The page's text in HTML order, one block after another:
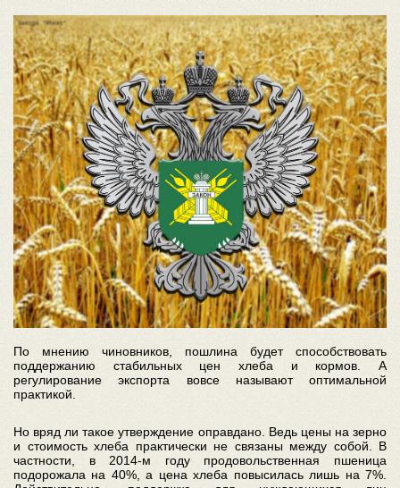
По мнению чиновников, пошлина будет способствовать
поддержанию стабильных цен хлеба и кормов. А
регулирование экспорта вовсе называют оптимальной
практикой.
Но вряд ли такое утверждение оправдано. Ведь цены на зерно
и стоимость хлеба практически не связаны между собой. В
частности, в 2014-м году продовольственная пшеница
подорожала на 40%, а цена хлеба повысилась лишь на 7%.